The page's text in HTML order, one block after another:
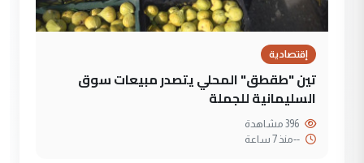
إقتصادية
تين "طقطق" المحلي يتصدر مبيعات سوق
السليمانية للجملة
--منذ 7 ساعة